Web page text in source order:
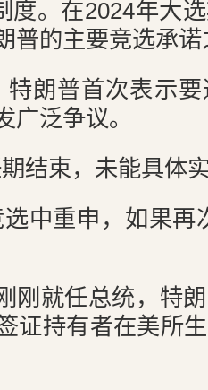
度。在2024年大
普的主要竞选承诺
特朗普首次表示
广泛争议。
结束，未能具体
中重申，如果再
刚就任总统，特
证持有者在美所